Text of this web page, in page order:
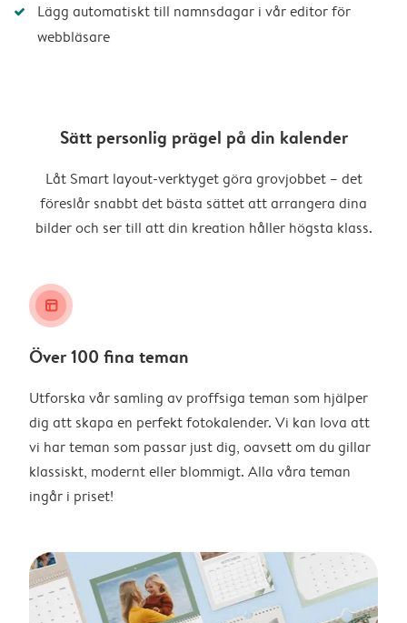
Lägg automatiskt till namnsdagar i vår editor för
webbläsare
Sätt personlig prägel på din kalender
Låt Smart layout-verktyget göra grovjobbet – det
föreslår snabbt det bästa sättet att arrangera dina
bilder och ser till att din kreation håller högsta klass.
layout_alt
Över 100 fina teman
Utforska vår samling av proffsiga teman som hjälper
dig att skapa en perfekt fotokalender. Vi kan lova att
vi har teman som passar just dig, oavsett om du gillar
klassiskt, modernt eller blommigt. Alla våra teman
ingår i priset!